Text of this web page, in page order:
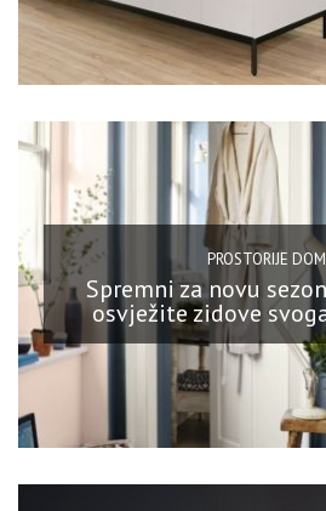
PROSTORIJE
Spremni za novu
osvježite zidove